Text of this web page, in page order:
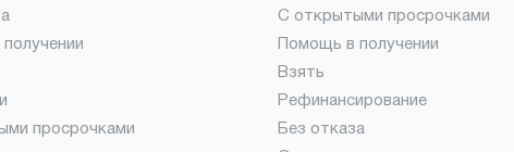
просрочками
С открытыми просрочками
Помощь в получении
Взять
Рефинансирование
Без отказа